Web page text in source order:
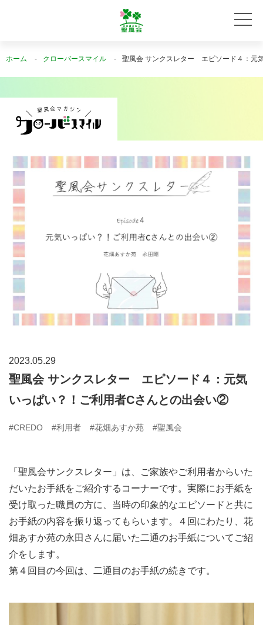
ホーム クローバースマイル 聖風会 サンクスレター エピソード４：元
2023.05.29
聖風会 サンクスレター エピソード４：元気
いっぱい？！ご利用者Cさんとの出会い②
#CREDO #利用者 #花畑あすか苑 #聖風会
「聖風会サンクスレター」は、ご家族やご利用者からいた
だいたお手紙をご紹介するコーナーです。実際にお手紙を
受け取った職員の方に、当時の印象的なエピソードと共に
お手紙の内容を振り返ってもらいます。４回にわたり、花
畑あすか苑の永田さんに届いた二通のお手紙についてご紹
介をします。
第４回目の今回は、二通目のお手紙の続きです。